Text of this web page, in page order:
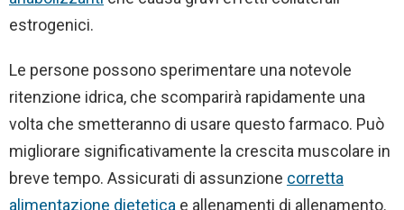
estrogenici.
Le persone possono sperimentare una notevole
ritenzione idrica, che scomparirà rapidamente una
volta che smetteranno di usare questo farmaco. Può
migliorare significativamente la crescita muscolare in
breve tempo. Assicurati di assunzione corretta
alimentazione dietetica e allenamenti di allenamento.